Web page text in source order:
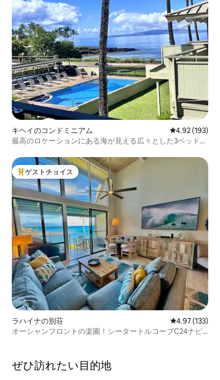
キヘイのコンドミニアム レビュー193
4.92 (193)
最高のロケーションにある海が見える広々とした3ベッドル
大好評のゲストチョイスです。
ゲストチョイス
ラハイナの別荘 レビュー133
4.97 (133)
オーシャンフロントの楽園！シータートルコーブC24ナピ
ぜひ訪⁠れ⁠た⁠い目⁠的⁠地